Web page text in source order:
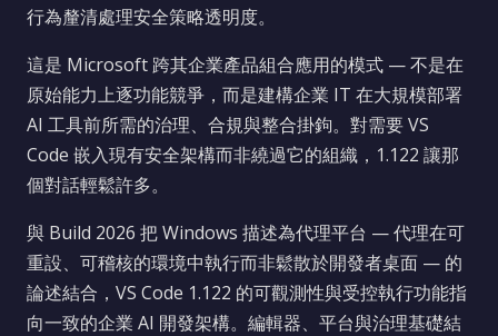
行為釐清處理安全策略透明度。
這是 Microsoft 跨其企業產品組合應用的模式 — 不是在
原始能力上逐功能競爭，而是建構企業 IT 在大規模部署
AI 工具前所需的治理、合規與整合掛鉤。對需要 VS
Code 嵌入現有安全架構而非繞過它的組織，1.122 讓那
個對話輕鬆許多。
與 Build 2026 把 Windows 描述為代理平台 — 代理在可
重設、可稽核的環境中執行而非鬆散於開發者桌面 — 的
論述結合，VS Code 1.122 的可觀測性與受控執行功能指
向一致的企業 AI 開發架構。編輯器、平台與治理基礎結